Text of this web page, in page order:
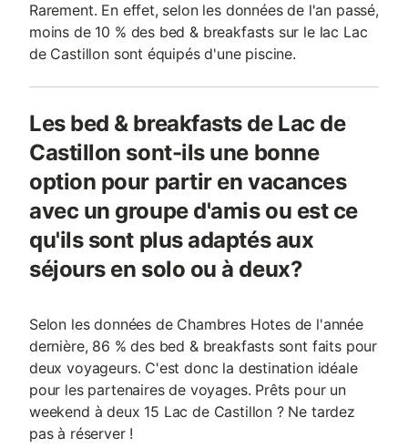
Rarement. En effet, selon les données de l'an passé,
moins de 10 % des bed & breakfasts sur le lac Lac
de Castillon sont équipés d'une piscine.
Les bed & breakfasts de Lac de
Castillon sont-ils une bonne
option pour partir en vacances
avec un groupe d'amis ou est ce
qu'ils sont plus adaptés aux
séjours en solo ou à deux?
Selon les données de Chambres Hotes de l'année
dernière, 86 % des bed & breakfasts sont faits pour
deux voyageurs. C'est donc la destination idéale
pour les partenaires de voyages. Prêts pour un
weekend à deux 15 Lac de Castillon ? Ne tardez
pas à réserver !